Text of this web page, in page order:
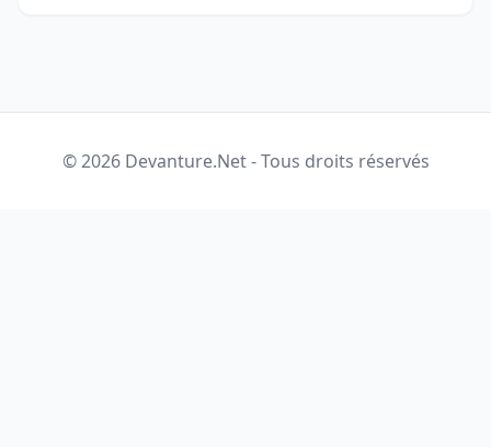
© 2026 Devanture.Net - Tous droits réservés